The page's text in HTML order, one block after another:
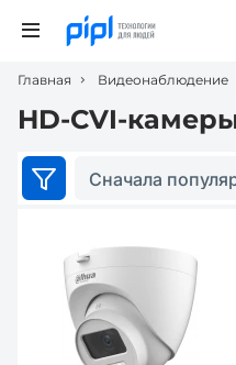
Главная Видеонаблюдение
HD-CVI-
Сначала